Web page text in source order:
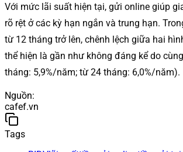
Với mức lãi suất hiện tại, gửi online giúp
rõ rệt ở các kỳ hạn ngắn và trung hạn.
từ 12 tháng trở lên, chênh lệch giữa hai
thể hiện là gần như không đáng kể do
tháng: 5,9%/năm; từ 24 tháng: 6,0%/năm).
Nguồn:
cafef.vn
Tags